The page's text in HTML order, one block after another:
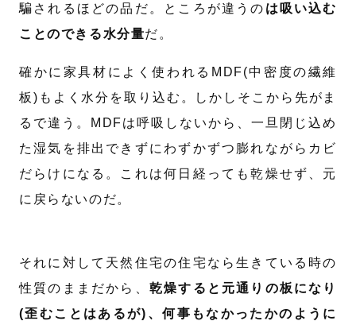
騙されるほどの品だ。ところが違うの は吸い込む
ことのできる水分量だ。
確かに家具材によく使われるMDF(中密度の繊維
板)もよく水分を取り込む。しかしそこから先がま
るで違う。MDFは呼吸しないから、一旦閉じ込め
た湿気を排出できずにわずかずつ膨れながらカビ
だらけになる。これは何日経っても乾燥せず、元
に戻らないのだ。
それに対して天然住宅の住宅なら生きている時の
性質のままだから、 乾燥すると元通りの板になり
(歪むことはあるが)、何事もなかったかのように